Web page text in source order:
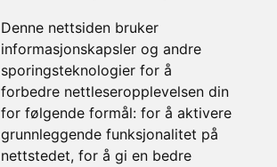
Denne nettsiden bruker
informasjonskapsler og andre
sporingsteknologier for å
forbedre nettleseropplevelsen din
for følgende formål: for å aktivere
grunnleggende funksjonalitet på
nettstedet, for å gi en bedre
post@nhusi.no
907 76 420
948 80 685
Følg oss på Facebook